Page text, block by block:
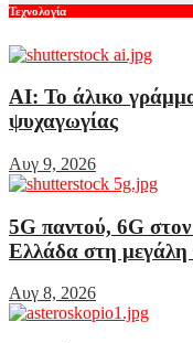
Τεχνολογία
AI: Το άλικο
ψυχαγωγίας
Αυγ 9, 2026
5G παντού, 6G
Ελλάδα στη μεγάλη
Αυγ 8, 2026